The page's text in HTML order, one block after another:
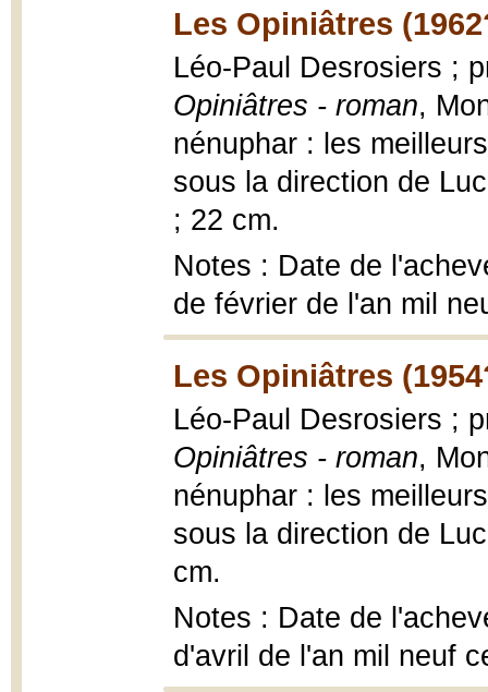
Les Opiniâtres
Léo-Paul Desrosiers ;
Opiniâtres - roman,
nénuphar : les
sous la direction de
; 22 cm.
Notes : Date de
de février de l'an mil
Les Opiniâtres
Léo-Paul Desrosiers ;
Opiniâtres - roman,
nénuphar : les
sous la direction de
cm.
Notes : Date de
d'avril de l'an mil neuf